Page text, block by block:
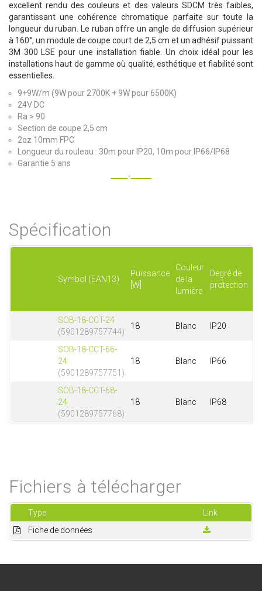
excellent rendu des couleurs et des valeurs SDCM très faibles,
garantissant une cohérence chromatique parfaite sur toute la
longueur du ruban. Le ruban offre un angle de diffusion supérieur
à 160°, un module de coupe court de 2,5 cm et un adhésif puissant
3M 300 LSE pour une installation fiable. Un choix idéal pour les
installations haut de gamme où qualité, esthétique et fiabilité sont
essentielles.
9+9W/m (9W pour 2700K + 9W pour 6500K)
24V DC
Ra > 90
Section de coupe 2,5 cm
2oz 10mm FPC
Longueur du rouleau : 30m pour IP20, 10m pour IP66/IP68
Garantie 5 ans
Spécification
Symbol (EAN13)
Puissance
[W]
Couleur
de la
lumière
Degré de
protection
SOB-18-CCT-24
(5901289757744)
18 Blanc IP20
SOB-18-CCT-66-
24
(5901289757751)
18 Blanc IP66
SOB-18-CCT-68-
24
(5901289757768)
18 Blanc IP68
Fichiers à télécharger
Type
Link
Fiche de données